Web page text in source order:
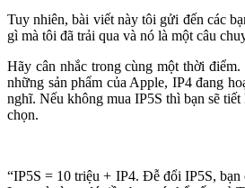
Tuy nhiên, bài viết này tôi gửi đến các
gì mà tôi đã trải qua và nó là một câu
Hãy cân nhắc trong cùng một thời
những sản phẩm của Apple, IP4 đang
nghĩ. Nếu không mua IP5S thì bạn sẽ
chọn.
“IP5S = 10 triệu + IP4. Đễ đổi IP5S, bạn